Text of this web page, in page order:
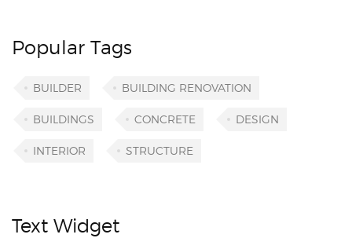
Popular Tags
BUILDER BUILDING RENOVATION
BUILDINGS CONCRETE DESIGN
INTERIOR STRUCTURE
Text Widget